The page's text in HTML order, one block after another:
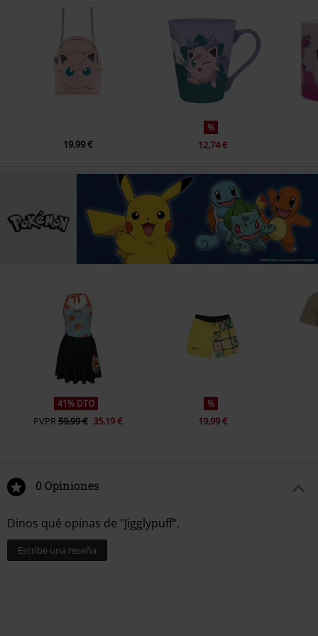
19,99 €
%
12,74 €
41% DTO
PVPR59,99 € 35,19 €
%
19,99 €
0 Opiniones
Dinos qué opinas de "Jigglypuff".
Escribe una reseña